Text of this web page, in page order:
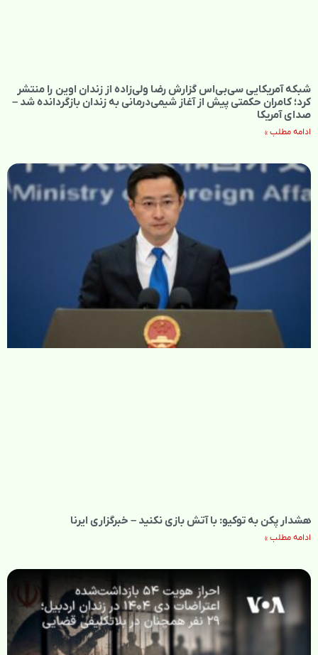
شبکه آمریکایی سی‌بی‌‌اس گزارش رضا ولی‌زاده از زندان اوین را منتشر
کرد؛ کامران حکمتی پیش از آغاز شیمی‌درمانی به زندان بازگردانده شد –
صدای آمریکا
ادامه مطلب »
هشدار پکن به توکیو: با آتش بازی نکنید – خبرگزاری ایرنا
ادامه مطلب »